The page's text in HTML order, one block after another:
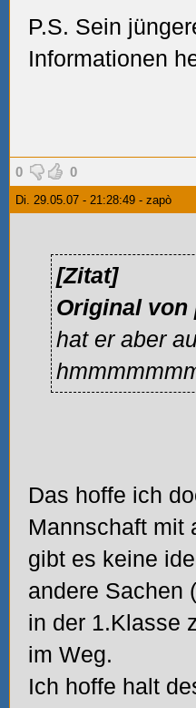
P.S. Sein
Informationen
0 0
Di. 29.05.07 - 21:28:49 - zapò
[Zitat]
Original von
hat er aber
Das hoffe ich
Mannschaft mit
gibt es keine
andere Sachen
in der 1.Klasse
im Weg.
Ich hoffe halt